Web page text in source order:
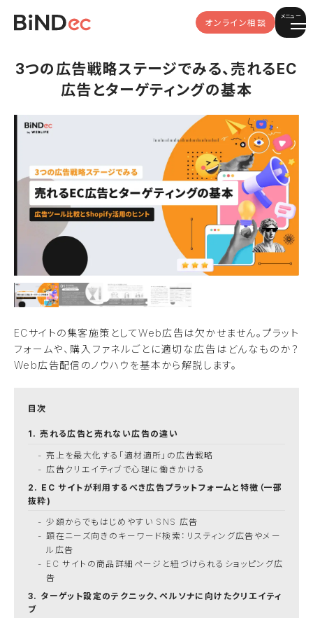
オンライン相談
メニュー
3つの広告戦略ステージでみる、売れるEC
広告とターゲティングの基本
ECサイトの集客施策としてWeb広告は欠かせません。プラット
フォームや、購入ファネルごとに適切な広告はどんなものか？
Web広告配信のノウハウを基本から解説します。
売れる広告と売れない広告の違い
売上を最大化する「適材適所」の広告戦略
広告クリエイティブで心理に働きかける
EC サイトが利用するべき広告プラットフォームと特徴（一部
抜粋)
少額からでもはじめやすい SNS 広告
顕在ニーズ向きのキーワード検索：リスティング広告やメー
ル広告
EC サイトの商品詳細ページと紐づけられるショッピング広
告
ターゲット設定のテクニック、ペルソナに向けたクリエイティ
ブ